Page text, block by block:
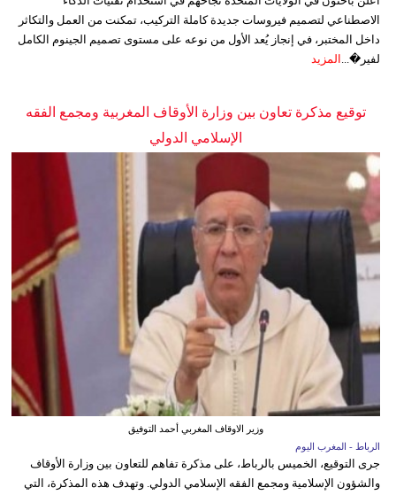
الاصطناعي لتصميم فيروسات جديدة كاملة التركيب، تمكنت من العمل والتكاثر
داخل المختبر، في إنجاز يُعد الأول من نوعه على مستوى تصميم الجينوم الكامل
لفير�... المزيد
توقيع مذكرة تعاون بين وزارة الأوقاف المغربية ومجمع الفقه
الإسلامي الدولي
وزير الاوقاف المغربي أحمد التوفيق
الرباط - المغرب اليوم
جرى التوقيع، الخميس بالرباط، على مذكرة تفاهم للتعاون بين وزارة الأوقاف
والشؤون الإسلامية ومجمع الفقه الإسلامي الدولي. وتهدف هذه المذكرة، التي